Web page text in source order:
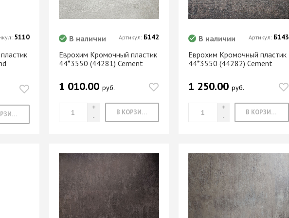
Подъемные механизмы
Подъемные механизмы
SAMET
Опоры цокольные
Подпятники, протекторы
Инструмент для
изготовления мебели
Черон
Пильные диски Freud
Сверла для меб
производства
Столярные инструменты
Фрезы по дереву
Крючки мебельные
ВОСК МЕБЕЛЬНЫЙ
ВОСК МЕБЕЛЬНЫЙ
ТВЕРДЫЙ
ЖИДКАЯ КОЖА
ЛАК РЕСТАВРАЦИОННЫЙ
Наполнение для
В КОРЗИНУ
5110
Еврохим Кромочный пластик
44*3550 (44281) Cement
В наличии
1 010.00 руб.
В КОРЗИНУ
Артикул: Б142
Еврохим Кромочный пластик
44*3550 (44282) Cement
В наличии
1 250.00руб.
В КОРЗИНУ
Артикул: Б143